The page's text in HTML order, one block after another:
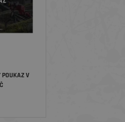
POUKAZ V